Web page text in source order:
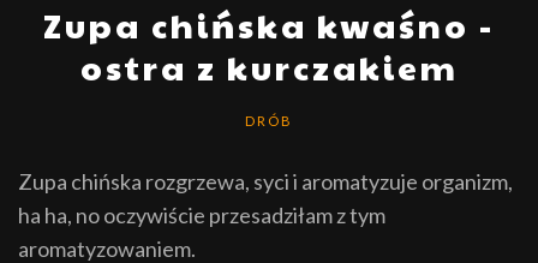
Zupa chińska kwaśno -
ostra z kurczakiem
DRÓB
Zupa chińska rozgrzewa, syci i aromatyzuje organizm,
ha ha, no oczywiście przesadziłam z tym
aromatyzowaniem.